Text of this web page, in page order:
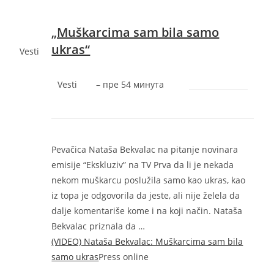
Vesti
„Muškarcima sam bila samo
ukras“
Vesti – ‎пре 54 минута‎
Pevačica Nataša Bekvalac na pitanje novinara
emisije “Ekskluziv” na TV Prva da li je nekada
nekom muškarcu poslužila samo kao ukras, kao
iz topa je odgovorila da jeste, ali nije želela da
dalje komentariše kome i na koji način. Nataša
Bekvalac priznala da …
(VIDEO) Nataša Bekvalac: Muškarcima sam bila
samo ukrasPress online